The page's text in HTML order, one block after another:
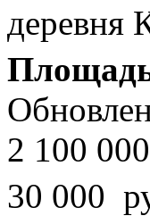
деревня
2 100 000
30 000